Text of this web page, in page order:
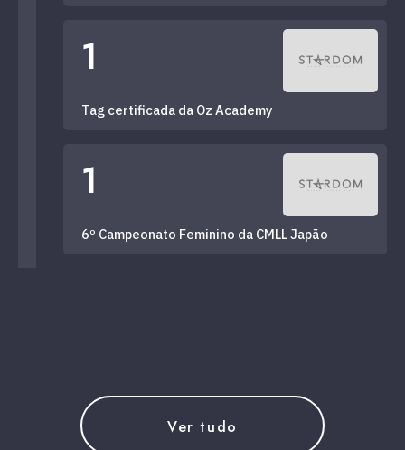
1
Tag certificada da Oz Academy
1
6º Campeonato Feminino da CMLL Japão
Ver tudo